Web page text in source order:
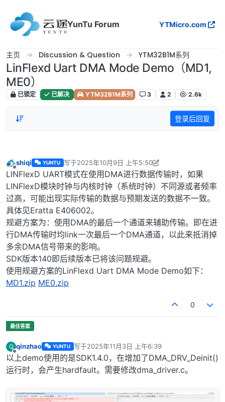
YunTu Forum
YTMicro.com
主页 Discussion & Question YTM32B1M系列
LinFlexd Uart DMA Mode Demo（MD1,
ME0）
已锁定 已解决 YTM32B1M系列 3 2 2.6k
登录后回复
离线
shiqi YUNTU 写于2025年10月9日 上午5:50
最后由 major 编辑2026年1月9日 下午5:40
LINFlexD UART模式在使用DMA进行数据传输时，如果
LINFlexD模块时钟与内核时钟（系统时钟）不同源或者频率
过高，可能出现实际传输的数据与预期发送的数据不一致。
具体见Eratta E406002。
规避方案为：使用DMA的最后一个通道来辅助传输。即在进
行DMA传输时均link一次最后一个DMA通道，以此来抵消掉
多余DMA信号带来的影响。
SDK版本140即后续版本已将该问题规避。
使用规避方案的LinFlexd Uart DMA Mode Demo如下：
MD1.zip ME0.zip
0
Q
离线
qinzhao YUNTU 写于2025年11月3日 上午6:39
最后由 编辑
以上demo使用的是SDK1.4.0，在增加了DMA_DRV_Deinit()
运行时，会产生hardfault。需要修改dma_driver.c。